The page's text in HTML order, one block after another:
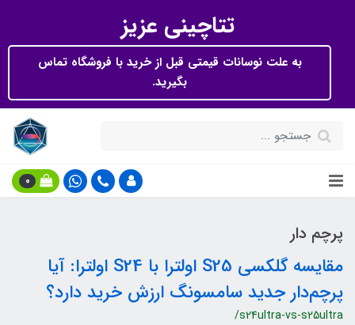
تتاچینی عزیز
به علت نوسانات قیمتی قبل از خرید با فروشگاه تماس
بگیرید.
0
پرچم دار
مقایسه گلکسی S25 اولترا با S24 اولترا: آیا
پرچم‌دار جدید سامسونگ ارزش خرید دارد؟
/s24ultra-vs-s25ultra